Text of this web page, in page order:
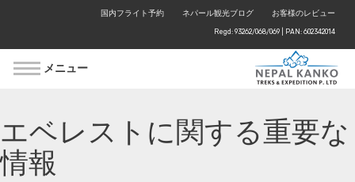
国内フライト予約 ネパール観光ブログ お客様のレビュー
Regd: 93262/068/069 | PAN: 602342014
メニュー
エベレストに関する重要な
情報